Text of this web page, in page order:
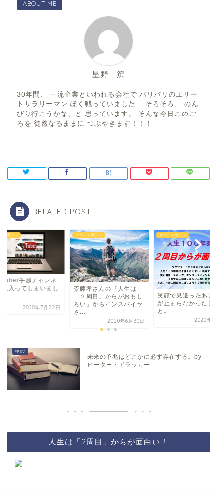
ABOUT ME
星野 篤
30年間、 一流企業といわれる会社で バリバリのエリー
トサラリーマン ぽく戦っていました！ そろそろ、 のん
びり行こうかな、と 思っています。 そんな今日このご
ろを 徒然なるままに つぶやきます！！！
RELATED POST
マガジン
手越チャンネ
見入ってしまいまし
2020年7月22日
メールマガジン
斎藤孝さんの『人生は
「２周目」からがおもし
ろい』からインスパイヤ
さ...
2020年6月30日
メールマガジン
笑顔で見送ったあと
が止まらなかったと
と。
2020年6
未来の予兆はどこかに必ず存在する。by
ピーター・ドラッカー
人生は「2周目」からが面白い！